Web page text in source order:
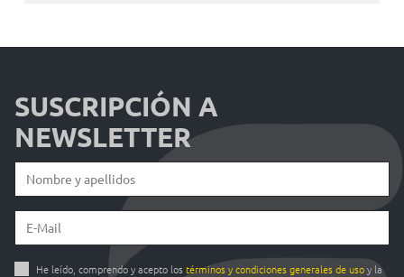
SUSCRIPCIÓN A
NEWSLETTER
He leído, comprendo y acepto los términos y condiciones generales de usoy la